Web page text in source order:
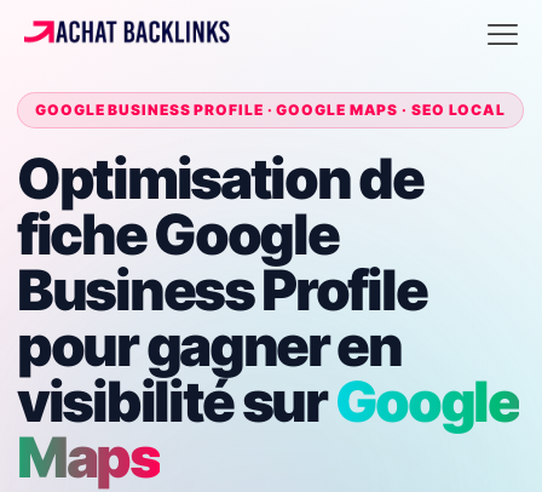
GOOGLE BUSINESS PROFILE · GOOGLE MAPS · SEO LOCAL
Optimisation de
fiche Google
Business Profile
pour gagner en
visibilité surGoogle
Maps